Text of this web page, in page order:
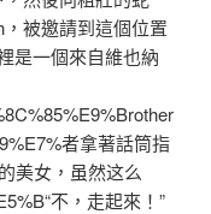
被邀請到這個位置
是一個來自維也納
者拿著話筒指
美女，虽然这么
不，走起來！”